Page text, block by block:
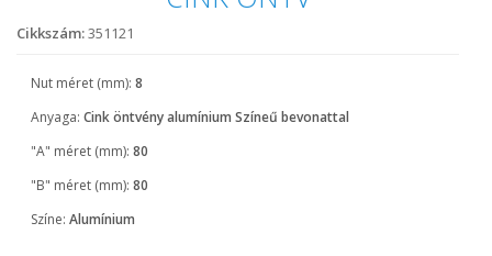
Cikkszám:351121
Nut méret (mm): 8
Anyaga: Cink öntvény alumínium Színeű bevonattal
"A" méret (mm): 80
"B" méret (mm): 80
Színe: Alumínium